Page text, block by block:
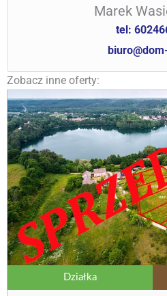
Marek
tel:
Zobacz inne oferty:
Działka